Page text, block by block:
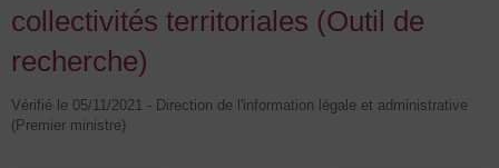
collectivités territoriales (Outil de
recherche)
Vérifié le 05/11/2021 - Direction de l'information légale et administrative
(Premier ministre)